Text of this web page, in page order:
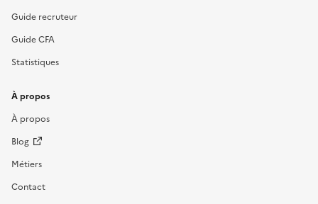
Guide recruteur
Guide CFA
Statistiques
À propos
À propos
Blog
Métiers
Contact